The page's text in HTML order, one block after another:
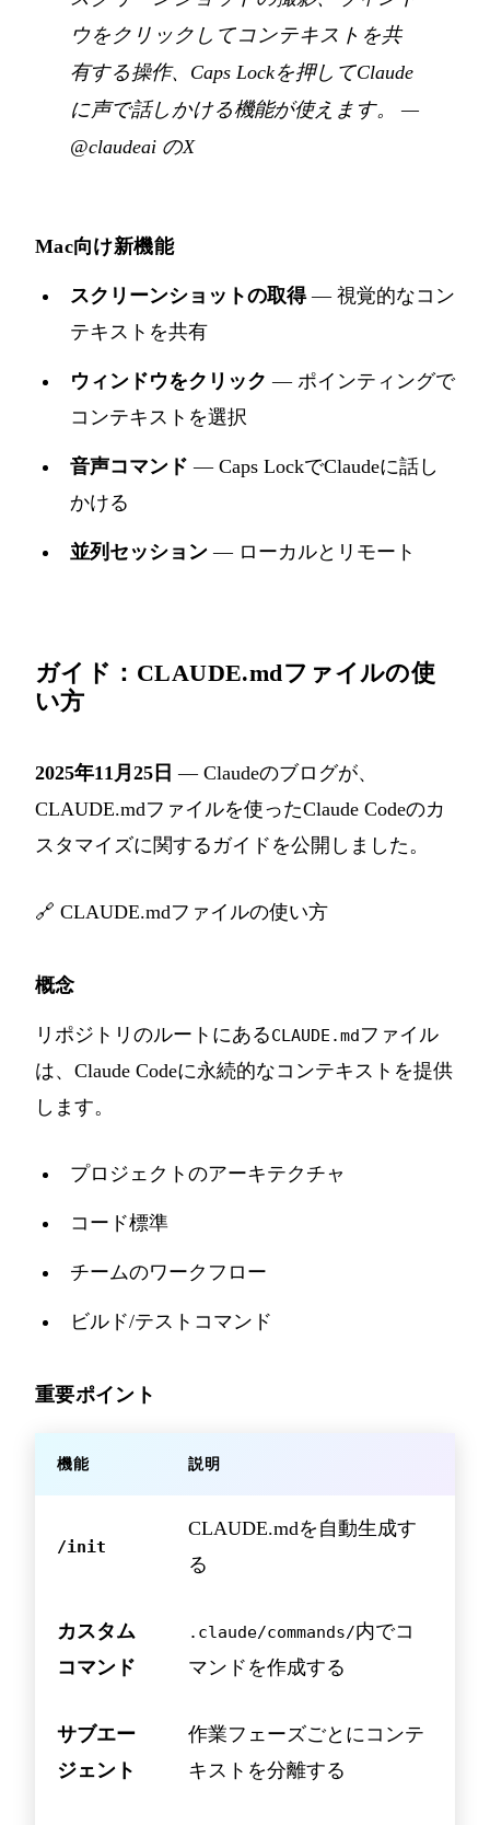
ウをクリックしてコンテキストを共
有する操作、Caps Lockを押してClaude
に声で話しかける機能が使えます。
—
@claudeai のX
Mac向け新機能
スクリーンショットの取得— 視覚的なコン
テキストを共有
ウィンドウをクリック — ポインティングで
コンテキストを選択
音声コマンド — Caps LockでClaudeに話し
かける
並列セッション — ローカルとリモート
ガイド：CLAUDE.mdファイルの使
い方
2025年11月25日 — Claudeのブログが、
CLAUDE.mdファイルを使ったClaude Codeのカ
スタマイズに関するガイドを公開しました。
🔗 CLAUDE.mdファイルの使い方
概念
リポジトリのルートにあるCLAUDE.mdファイル
は、Claude Codeに永続的なコンテキストを提供
します。
プロジェクトのアーキテクチャ
コード標準
チームのワークフロー
ビルド/テストコマンド
重要ポイント
機能 説明
/init
CLAUDE.mdを自動生成す
る
カスタム
コマンド
.claude/commands/内でコ
マンドを作成する
サブエー
ジェント
作業フェーズごとにコンテ
キストを分離する